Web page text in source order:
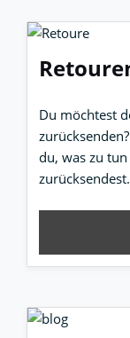
Du möchtest
du, was zu
zurücksendest.